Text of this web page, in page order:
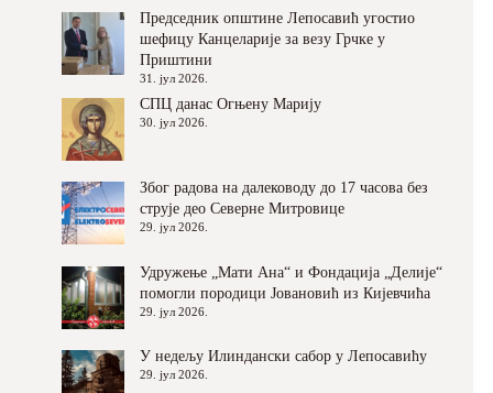
Председник општине Лепосавић угостио
шефицу Канцеларије за везу Грчке у
Приштини
31. јул 2026.
СПЦ данас Огњену Марију
30. јул 2026.
Због радова на далеководу до 17 часова без
струје део Северне Митровице
29. јул 2026.
Удружење „Мати Ана“ и Фондација „Делије“
помогли породици Јовановић из Кијевчића
29. јул 2026.
У недељу Илиндански сабор у Лепосавићу
29. јул 2026.